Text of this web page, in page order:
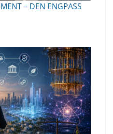
– DEN ENGPASS